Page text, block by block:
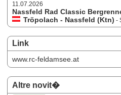
11.07.2026
Nassfeld Rad Classic
Tröpolach - Nassfeld (Ktn) -
Link
www.rc-feldamsee.at
Altre novit�